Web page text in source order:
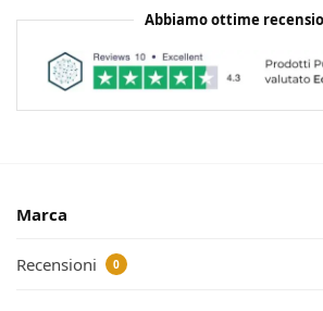
Abbiamo ottime
Marca
Recensioni 0